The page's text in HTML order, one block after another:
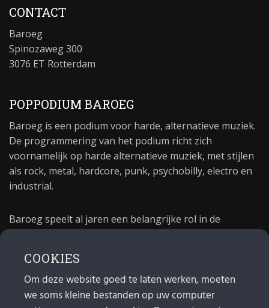
CONTACT
Baroeg
Spinozaweg 300
3076 ET Rotterdam
POPPODIUM BAROEG
Baroeg is een podium voor harde, alternatieve muziek.
De programmering van het podium richt zich
voornamelijk op harde alternatieve muziek, met stijlen
als rock, metal, hardcore, punk, psychobilly, electro en
industrial.
Baroeg speelt al jaren een belangrijke rol in de
poppodium 40 jaar.
MAIL
COOKIES
Om deze website goed te laten werken, moeten
we soms kleine bestanden op uw computer